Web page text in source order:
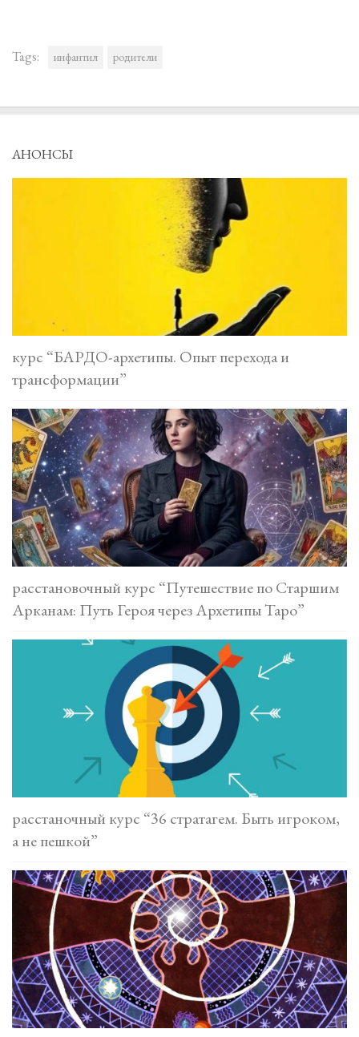
Tags: инфантил родители
АНОНСЫ
курс “БАРДО-архетипы. Опыт перехода и
трансформации”
расстановочный курс “Путешествие по Старшим
Арканам: Путь Героя через Архетипы Таро”
расстаночный курс “36 стратагем. Быть игроком,
а не пешкой”